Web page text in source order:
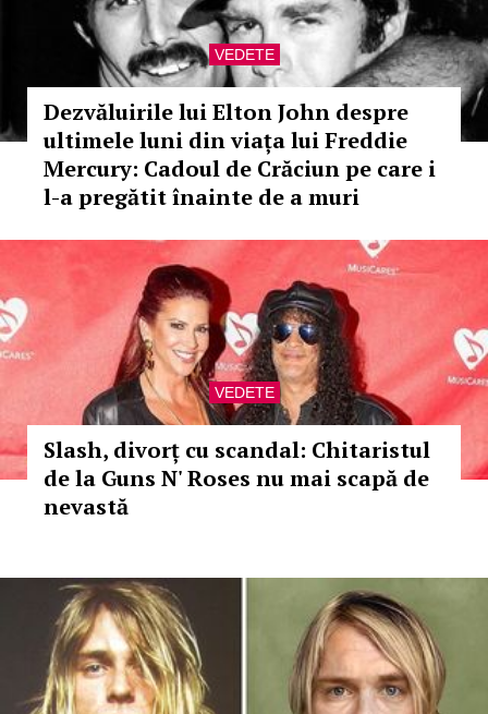
VEDETE
Dezvăluirile lui Elton John despre
ultimele luni din viața lui Freddie
Mercury: Cadoul de Crăciun pe care i
l-a pregătit înainte de a muri
VEDETE
Slash, divorț cu scandal: Chitaristul
de la Guns N' Roses nu mai scapă de
nevastă